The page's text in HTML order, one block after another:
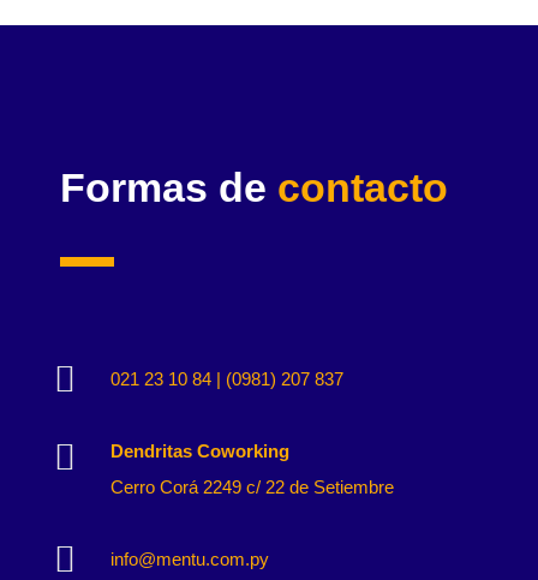
Formas de contacto
 021 23 10 84 | (0981) 207 837

Dendritas Coworking
Cerro Corá 2249 c/ 22 de Setiembre
 info@mentu.com.py